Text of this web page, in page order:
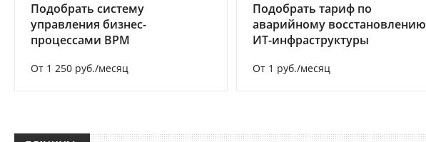
Подобрать систему
управления бизнес-
процессами BPM
От 1 250 руб./месяц
Подобрать тариф по
аварийному восстановлению
ИТ-инфраструктуры
От 1 руб./месяц